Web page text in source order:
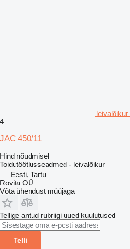
leivalõikur
4
JAC 450/11
Hind nõudmisel
Toidutöötlusseadmed - leivalõikur
Eesti, Tartu
Rovita OÜ
Võta ühendust müüjaga
Tellige antud rubriigi uued kuulutused
Telli